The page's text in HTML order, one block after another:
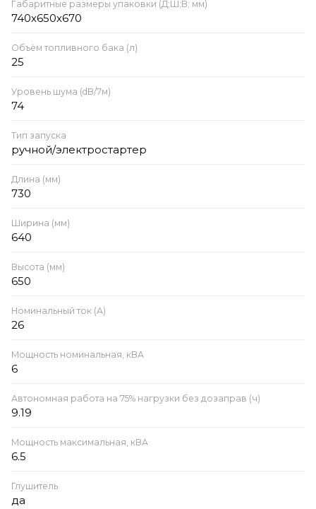
Габаритные размеры упаковки (Д;Ш;В; мм)
740х650х670
Объём топливного бака (л)
25
Уровень шума (dB/7м)
74
Тип запуска
ручной/электростартер
Длина (мм)
730
Ширина (мм)
640
Высота (мм)
650
Номинальный ток (А)
26
Мощность номинальная, кВА
6
Автономная работа на 75% нагрузки без дозаправ (ч)
9.19
Мощность максимальная, кВА
6.5
Глушитель
да